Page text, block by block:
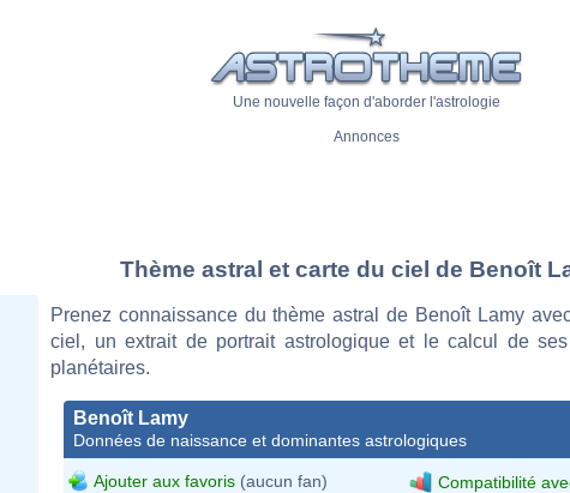
Une nouvelle façon d'aborder l'astrologie
Annonces
Thème astral et carte du ciel de Benoît
Prenez connaissance du thème astral de Benoît Lamy
ciel, un extrait de portrait astrologique et le calcul de
planétaires.
Benoît Lamy
Données de naissance et dominantes astrologiques
Ajouter aux favoris (aucun fan) Compatibilité